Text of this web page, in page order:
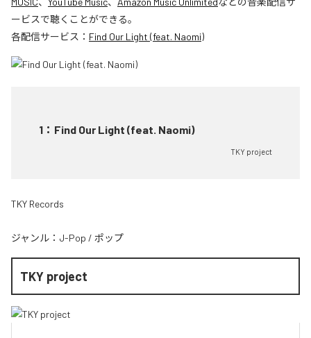
ービスで聴くことができる。
各配信サービス： Find Our Light (feat. Naomi)
1 ： Find Our Light (feat. Naomi)
TKY project
TKY Records
ジャンル： J-Pop / ポップ
TKY project